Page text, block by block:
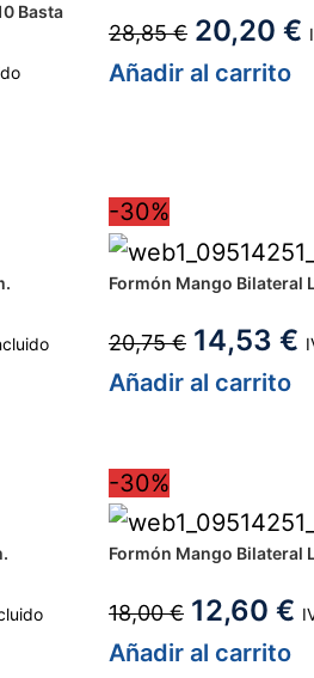
Basta
28,85€ 20,20 €
Añadir al carrito
-30%
Formón Mango Bilateral
20,75€ 14,53 €
Añadir al carrito
-30%
Formón Mango Bilateral
18,00€ 12,60 €
Añadir al carrito